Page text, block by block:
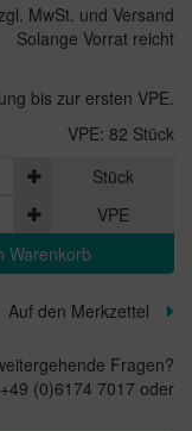
MwSt. und Versand
Solange Vorrat reicht
bis zur ersten VPE.
VPE: 82 Stück
Stück
VPE
Warenkorb
Auf den Merkzettel
Fragen?
(0)6174 7017 oder